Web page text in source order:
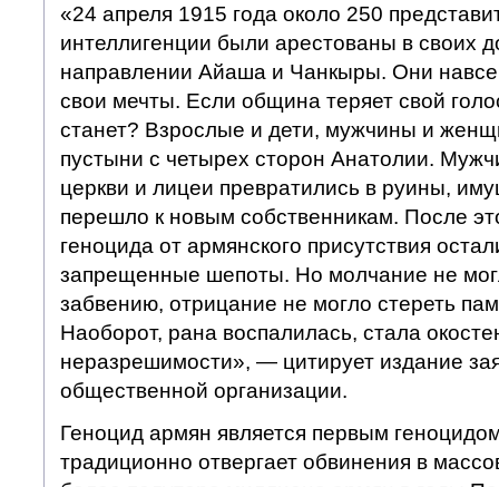
«24 апреля 1915 года около 250
интеллигенции были арестованы в своих
направлении Айаша и Чанкыры. Они
свои мечты. Если община теряет свой
станет? Взрослые и дети, мужчины и
пустыни с четырех сторон Анатолии.
церкви и лицеи превратились в руины,
перешло к новым собственникам. После
геноцида от армянского присутствия
запрещенные шепоты. Но молчание не
забвению, отрицание не могло стереть
Наоборот, рана воспалилась, стала
неразрешимости», — цитирует издание
общественной организации.
Геноцид армян является первым
традиционно отвергает обвинения в